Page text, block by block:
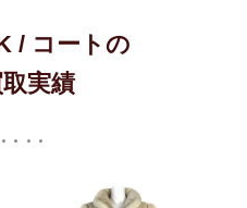
/ コートの
実績